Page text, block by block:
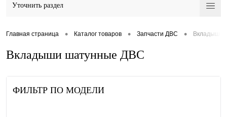
Уточнить раздел
Главная страница • Каталог товаров • Запчасти ДВС • Вкладыши
Вкладыши шатунные ДВС
ФИЛЬТР ПО МОДЕЛИ